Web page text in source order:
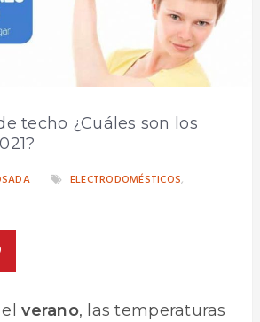
techo ¿Cuáles son los
ELECTRODOMÉSTICOS,
elverano, las temperaturas